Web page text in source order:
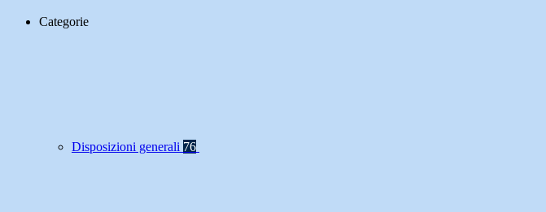
Categorie
Disposizioni generali 76